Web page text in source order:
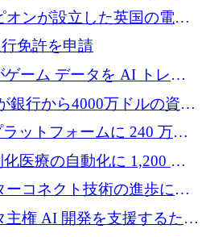
決しているか
オンが設立した英国の電池
TaiSan が 465 万ポンドを
免許を申請
ゲーム データを AI トレー
めに 700 万ポンドを獲得
銀行から4000万ドルの資金
ドルを突破
ットフォームに 240 万ド
医療の自動化に 1,200 万
ーコネクト技術の進歩に向
プレシードラウンドを終了
主権 AI 開発を支援するため